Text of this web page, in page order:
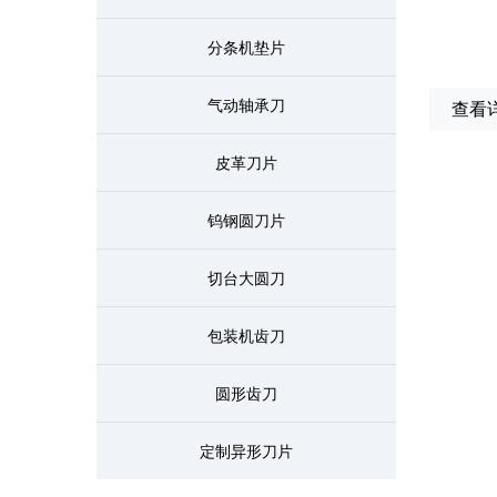
分条机垫片
气动轴承刀
皮革刀片
钨钢圆刀片
切台大圆刀
包装机齿刀
圆形齿刀
定制异形刀片
查看